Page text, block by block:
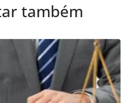
também